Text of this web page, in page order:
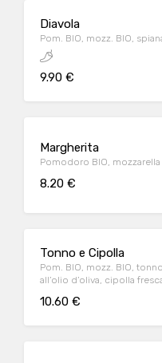
Diavola
Pom. BIO, mozz. BIO,
9.90 €
Margherita
Pomodoro BIO, mozzarella
8.20 €
Tonno e Cipolla
Pom. BIO, mozz. BIO,
all’olio d’oliva, cipolla
10.60 €